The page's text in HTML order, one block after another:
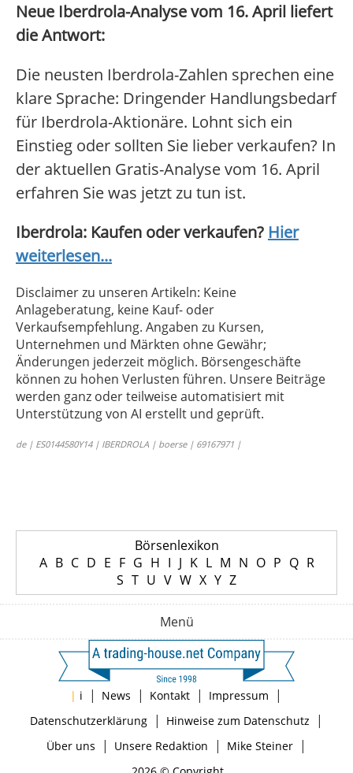
Neue Iberdrola-Analyse vom 16. April liefert
die Antwort:
Die neusten Iberdrola-Zahlen sprechen eine
klare Sprache: Dringender Handlungsbedarf
für Iberdrola-Aktionäre. Lohnt sich ein
Einstieg oder sollten Sie lieber verkaufen? In
der aktuellen Gratis-Analyse vom 16. April
erfahren Sie was jetzt zu tun ist.
Iberdrola: Kaufen oder verkaufen? Hier
weiterlesen...
Disclaimer zu unseren Artikeln: Keine
Anlageberatung, keine Kauf- oder
Verkaufsempfehlung. Angaben zu Kursen,
Unternehmen und Märkten ohne Gewähr;
Änderungen jederzeit möglich. Börsengeschäfte
können zu hohen Verlusten führen. Unsere Beiträge
werden ganz oder teilweise automatisiert mit
Unterstützung von AI erstellt und geprüft.
de | ES0144580Y14 | IBERDROLA | boerse | 69167971 |
Börsenlexikon
A B C D E F G H I J K L M N O P Q R
S T U V W X Y Z
Menü
| i | News | Kontakt | Impressum |
Datenschutzerklärung| Hinweise zum Datenschutz |
Über uns | Unsere Redaktion | Mike Steiner|